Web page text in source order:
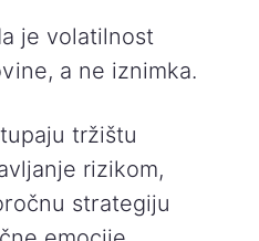
je volatilnost
a ne iznimka.
tržištu
rizikom,
strategiju